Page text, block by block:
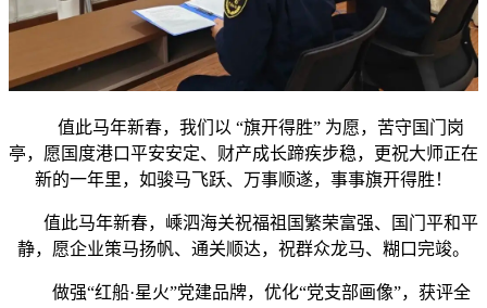
值此马年新春，我们以 “旗开得胜” 为愿，苦守国门岗
亭，愿国度港口平安安定、财产成长蹄疾步稳，更祝大师正在
新的一年里，如骏马飞跃、万事顺遂，事事旗开得胜！
值此马年新春，嵊泗海关祝福祖国繁荣富强、国门平和平
静，愿企业策马扬帆、通关顺达，祝群众龙马、糊口完竣。
做强“红船·星火”党建品牌，优化“党支部画像”，获评全